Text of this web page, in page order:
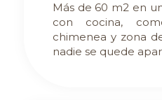
Más de 60 m2 en
con cocina,
chimenea y zona
nadie se quede